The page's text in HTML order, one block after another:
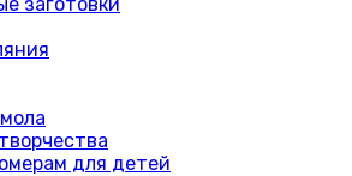
для детей